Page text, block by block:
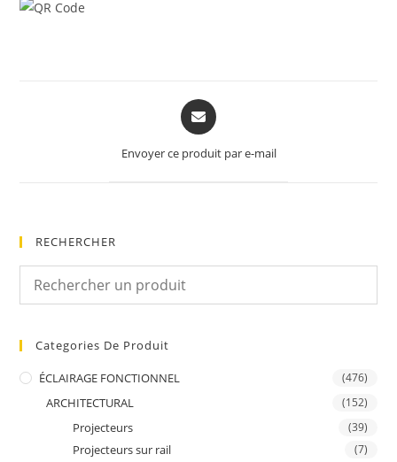
Opens
in
new
Envoyer ce produit par e-mail
RECHERCHER
Categories De Produit
ÉCLAIRAGE FONCTIONNEL (476)
ARCHITECTURAL (152)
Projecteurs (39)
Projecteurs sur rail (7)